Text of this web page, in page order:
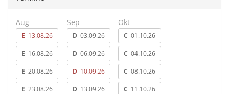
Aug
E13.08.26
E 16.08.26
E 20.08.26
E 23.08.26
Sep
D 03.09.26
D 06.09.26
D10.09.26
D 13.09.26
Okt
C 01.10.26
C 04.10.26
C 08.10.26
C 11.10.26